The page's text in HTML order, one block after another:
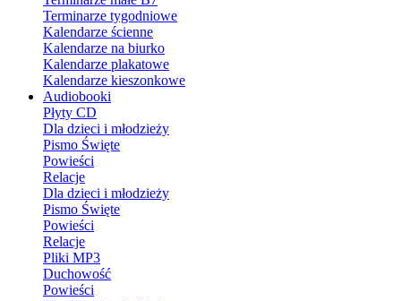
Terminarze tygodniowe
Kalendarze ścienne
Kalendarze na biurko
Kalendarze plakatowe
Kalendarze kieszonkowe
Audiobooki
Płyty CD
Dla dzieci i młodzieży
Pismo Święte
Powieści
Relacje
Dla dzieci i młodzieży
Pismo Święte
Powieści
Relacje
Pliki MP3
Duchowość
Powieści